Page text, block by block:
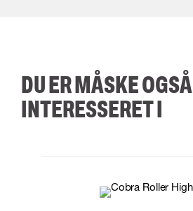
DU ER MÅSKE OGSÅ
INTERESSERET I
38